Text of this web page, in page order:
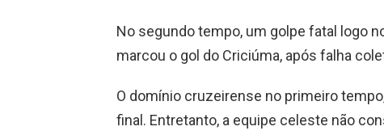
No segundo tempo, um golpe fatal logo
marcou o gol do Criciúma, após falha
O domínio cruzeirense no primeiro
final. Entretanto, a equipe celeste não